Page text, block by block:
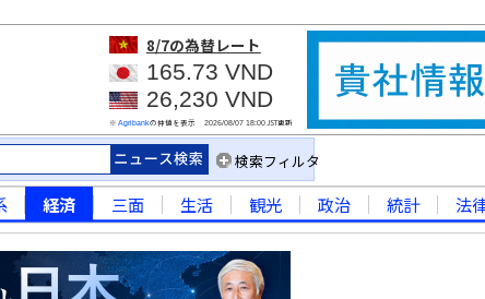
8/7の為替レート
165.73 VND
26,230 VND
※ Agribankの仲値を表示 2026/08/07 18:00JST更新
検索フィルタ
経済 三面 生活 観光 政治 統計 法